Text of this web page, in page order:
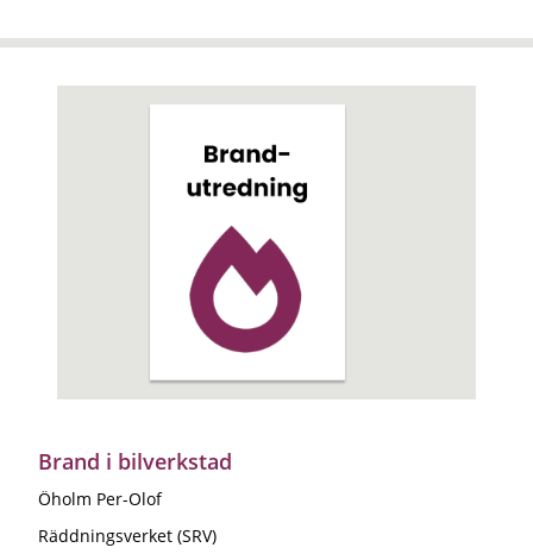
Brand i bilverkstad
Öholm Per-Olof
Räddningsverket (SRV)